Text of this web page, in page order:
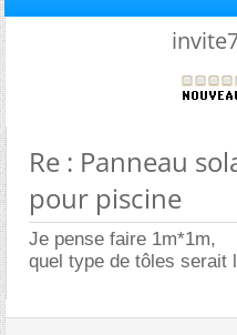
Re : Panneau
pour piscine
Je pense faire 1m*1m,
quel type de tôles serait